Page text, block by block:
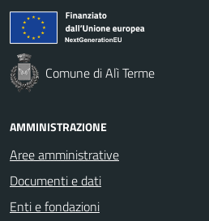
Comune di Alì Terme
AMMINISTRAZIONE
Aree amministrative
Documenti e dati
Enti e fondazioni